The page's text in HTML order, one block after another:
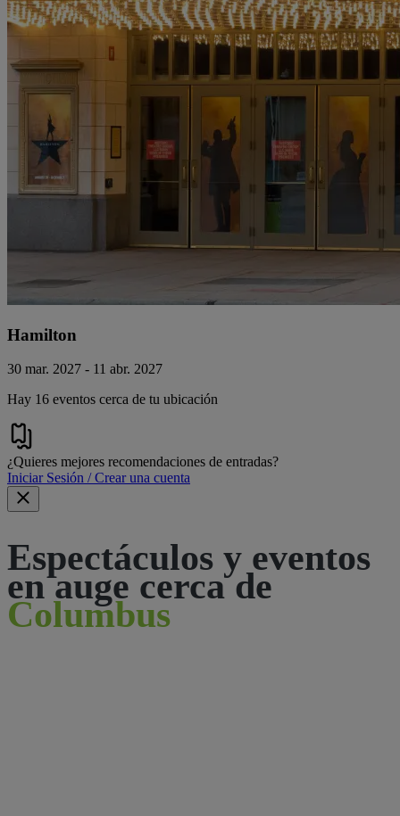
Hamilton
30 mar. 2027 - 11 abr. 2027
Hay 16 eventos cerca de tu ubicación
¿Quieres mejores recomendaciones de entradas?
Iniciar Sesión / Crear una cuenta
Espectáculos y eventos
en auge cerca de
Columbus